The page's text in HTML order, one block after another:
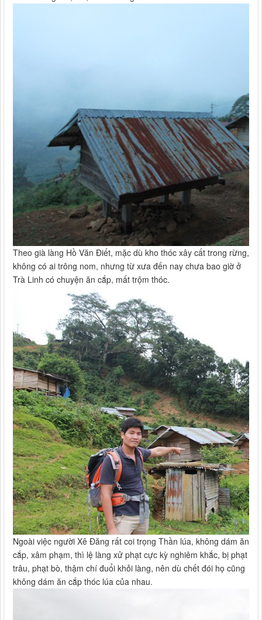
Theo già làng Hồ Văn Điết, mặc dù kho thóc xây cất trong rừng,
không có ai trông nom, nhưng từ xưa đến nay chưa bao giờ ở
Trà Linh có chuyện ăn cắp, mất trộm thóc.
Ngoài việc người Xê Đăng rất coi trọng Thần lúa, không dám ăn
cắp, xâm phạm, thì lệ làng xử phạt cực kỳ nghiêm khắc, bị phạt
trâu, phạt bò, thậm chí đuổi khỏi làng, nên dù chết đói họ cũng
không dám ăn cắp thóc lúa của nhau.